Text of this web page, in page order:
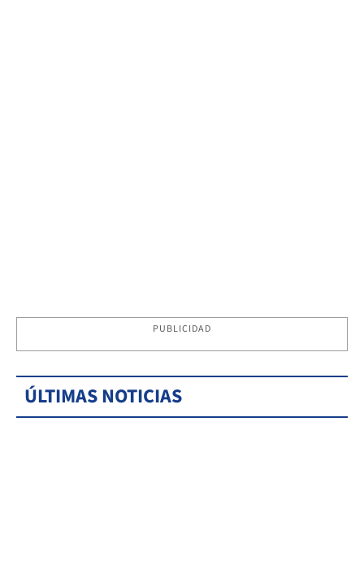
PUBLICIDAD
ÚLTIMAS NOTICIAS